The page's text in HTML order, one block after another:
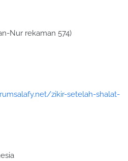
Nur rekaman 574)
zikir-setelah-shalat-